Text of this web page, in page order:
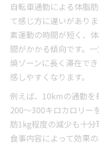
自転車通勤による体脂
て感じ方に違いがあり
素運動の時間が短く、
間がかかる傾向です。
焼ゾーンに長く滞在で
感しやすくなります。
例えば、10kmの通勤を
200〜300キロカロリー
肪1kg程度の減少も十
食事内容によって効果